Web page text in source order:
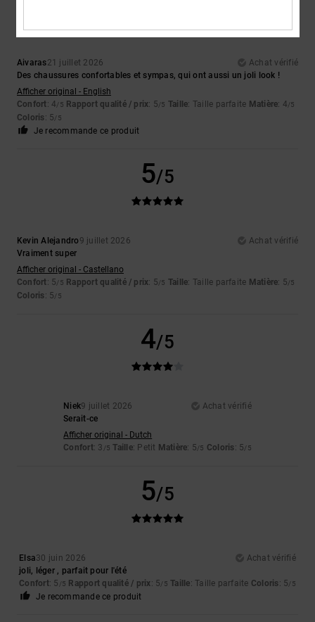
Aivaras21 juillet 2026
Achat vérifié
Des chaussures confortables et sympas, qui ont aussi un joli look !
Afficher original - English
Confort: 4/5 Rapport qualité / prix: 5/5 Taille: Taille parfaite Matière: 4/5
Coloris: 5/5
Je recommande ce produit
5/5
Kevin Alejandro9 juillet 2026
Achat vérifié
Vraiment super
Afficher original - Castellano
Confort: 5/5 Rapport qualité / prix: 5/5 Taille: Taille parfaite Matière: 5/5
Coloris: 5/5
4/5
Niek9 juillet 2026
Achat vérifié
Serait-ce
Afficher original - Dutch
Confort: 3 /5 Taille: Petit Matière: 5/5 Coloris: 5/5
5/5
Elsa30 juin 2026
Achat vérifié
joli, léger , parfait pour l'été
Confort: 5 /5 Rapport qualité / prix: 5/5 Taille: Taille parfaite Coloris: 5/5
Je recommande ce produit